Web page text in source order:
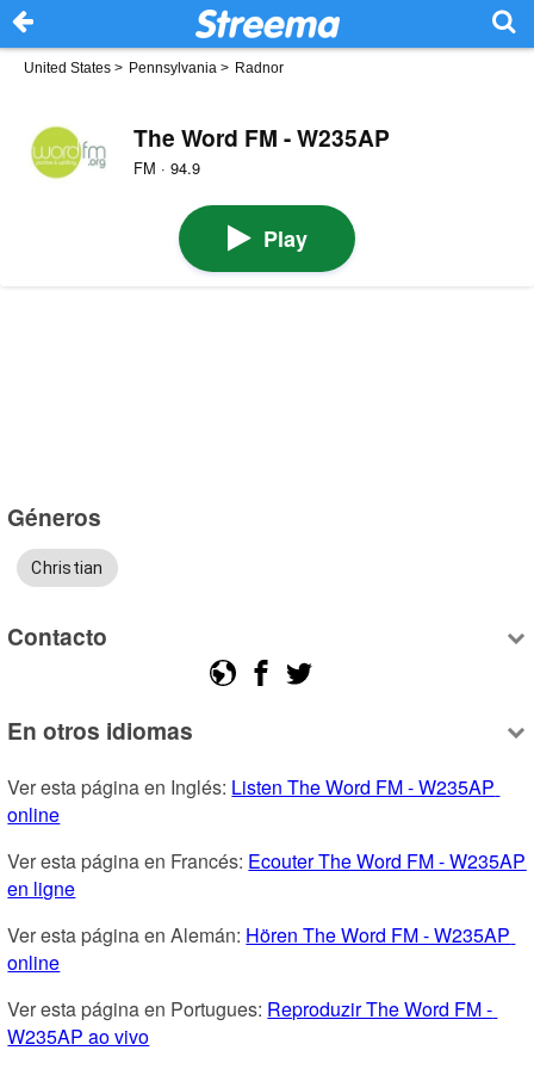
United States > Pennsylvania > Radnor
The Word FM - W235AP
FM · 94.9
Play
Géneros
Christian
Contacto
En otros idiomas
Ver esta página en Inglés: Listen The Word FM - W235AP
online
Ver esta página en Francés: Ecouter The Word FM - W235AP
en ligne
Ver esta página en Alemán: Hören The Word FM - W235AP
online
Ver esta página en Portugues: Reproduzir The Word FM -
W235AP ao vivo